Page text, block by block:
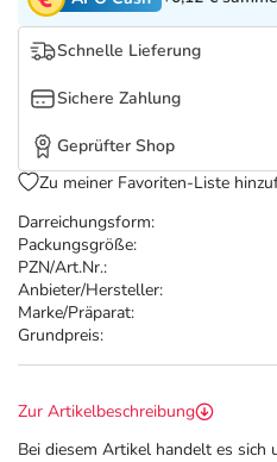
Darreichungsform:
Packungsgröße:
PZN/Art.Nr.:
Anbieter/Hersteller:
Marke/Präparat:
Grundpreis:
Schnelle Lieferung
Sichere Zahlung
Geprüfter Shop
Zu meiner Favoriten-Liste
Zur Artikelbeschreibung
Bei diesem Artikel handelt es sich